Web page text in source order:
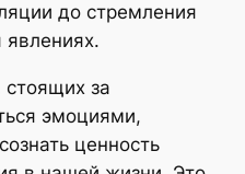
до стремления
стоящих за
эмоциями,
ценность